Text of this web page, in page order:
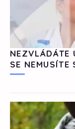
NEZVLÁDÁTE
SE NEMUSÍTE